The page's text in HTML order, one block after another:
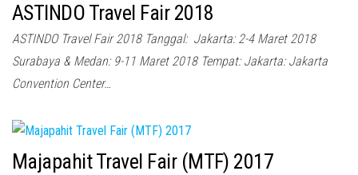
ASTINDO Travel Fair 2018
ASTINDO Travel Fair 2018 Tanggal: Jakarta: 2-4 Maret 2018
Surabaya & Medan: 9-11 Maret 2018 Tempat: Jakarta: Jakarta
Convention Center…
Majapahit Travel Fair (MTF) 2017